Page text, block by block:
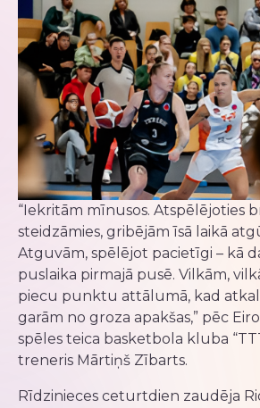
“Iekritām mīnusos. Atspēlējoties
steidzāmies, gribējām īsā laikā
Atguvām, spēlējot pacietīgi – kā
puslaika pirmajā pusē. Vilkām,
piecu punktu attālumā, kad atkal
garām no groza apakšas,” pēc
spēles teica basketbola kluba
treneris Mārtiņš Zībarts.
Rīdzinieces ceturtdien zaudēja